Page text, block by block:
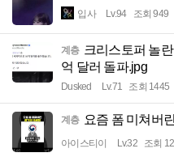
입사 Lv.94 조회 949
계층 크리스토퍼 놀
억 달러 돌파.jpg
Dusked Lv.71 조회 1445
계층 요즘 폼 미쳐버
아이스티이 Lv.32 조회